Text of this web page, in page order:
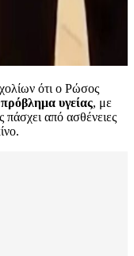
ότι ο Ρώσος
υγείας, με
πάσχει από ασθένειες